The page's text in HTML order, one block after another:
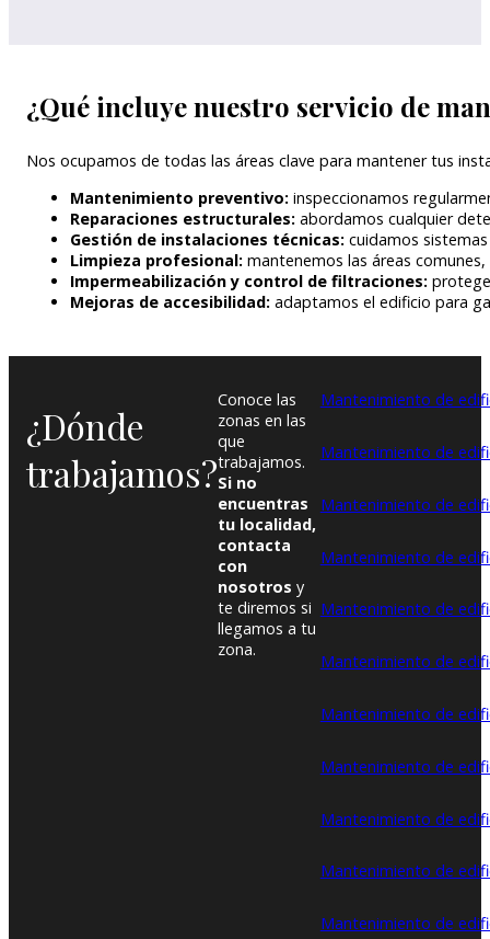
¿Qué incluye nuestro servicio de
Nos ocupamos de todas las áreas clave para mantener tus
Mantenimiento preventivo: inspeccionamos
Reparaciones estructurales: abordamos cualquier
Gestión de instalaciones técnicas: cuidamos
Limpieza profesional: mantenemos las áreas
Impermeabilización y control de filtraciones:
Mejoras de accesibilidad: adaptamos el edificio para
¿Dónde
trabajamos?
Conoce las
zonas en las
que
trabajamos.
Si no
encuentras
tu localidad,
contacta
con
nosotros y
te diremos si
llegamos a tu
zona.
Mantenimiento de
Mantenimiento de
Mantenimiento de
Mantenimiento de
Mantenimiento de
Mantenimiento de
Mantenimiento de
Mantenimiento de
Mantenimiento de
Mantenimiento de
Mantenimiento de